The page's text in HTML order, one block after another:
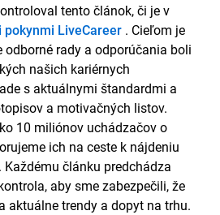
tento článok, či je v
pokynmi LiveCareer . Cieľom je
odborné rady a odporúčania boli
našich kariérnych
s aktuálnymi štandardmi a
a motivačných listov.
10 miliónov uchádzačov o
ich na ceste k nájdeniu
článku predchádza
aby sme zabezpečili, že
aktuálne trendy a dopyt na trhu.